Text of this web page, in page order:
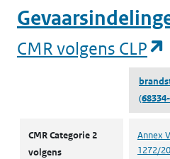
CMR volgens CLP
CMR Categorie 2
volgens
Annex
1272/